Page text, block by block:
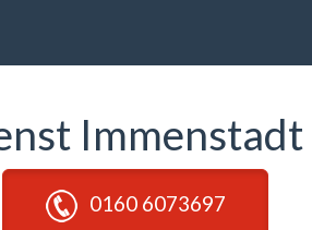
0160 6073697